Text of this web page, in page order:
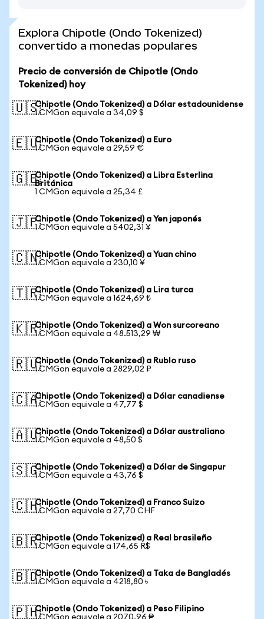
Explora Chipotle (Ondo Tokenized)
convertido a monedas populares
Precio de conversión de Chipotle (Ondo
Tokenized) hoy
🇺🇸Chipotle (Ondo Tokenized) a Dólar estadounidense
1 CMGon equivale a 34,09 $
🇪🇺Chipotle (Ondo Tokenized) a Euro
1 CMGon equivale a 29,59 €
🇬🇧Chipotle (Ondo Tokenized) a Libra Esterlina
Británica
1 CMGon equivale a 25,34 £
🇯🇵Chipotle (Ondo Tokenized) a Yen japonés
1 CMGon equivale a 5402,31 ¥
🇨🇳Chipotle (Ondo Tokenized) a Yuan chino
1 CMGon equivale a 230,10 ¥
🇹🇷Chipotle (Ondo Tokenized) a Lira turca
1 CMGon equivale a 1624,69 ₺
🇰🇷Chipotle (Ondo Tokenized) a Won surcoreano
1 CMGon equivale a 48.513,29 ₩
🇷🇺Chipotle (Ondo Tokenized) a Rublo ruso
1 CMGon equivale a 2829,02 ₽
🇨🇦Chipotle (Ondo Tokenized) a Dólar canadiense
1 CMGon equivale a 47,77 $
🇦🇺Chipotle (Ondo Tokenized) a Dólar australiano
1 CMGon equivale a 48,50 $
🇸🇬Chipotle (Ondo Tokenized) a Dólar de Singapur
1 CMGon equivale a 43,76 $
🇨🇭Chipotle (Ondo Tokenized) a Franco Suizo
1 CMGon equivale a 27,70 CHF
🇧🇷Chipotle (Ondo Tokenized) a Real brasileño
1 CMGon equivale a 174,65 R$
🇧🇩Chipotle (Ondo Tokenized) a Taka de Bangladés
1 CMGon equivale a 4218,80 ৳
🇵🇭Chipotle (Ondo Tokenized) a Peso Filipino
1 CMGon equivale a 2070,96 ₱